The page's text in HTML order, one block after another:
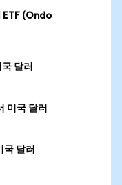
(Ondo
달러
국 달러
달러